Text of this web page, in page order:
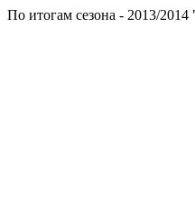
- 2013/2014 "Атаман" занял